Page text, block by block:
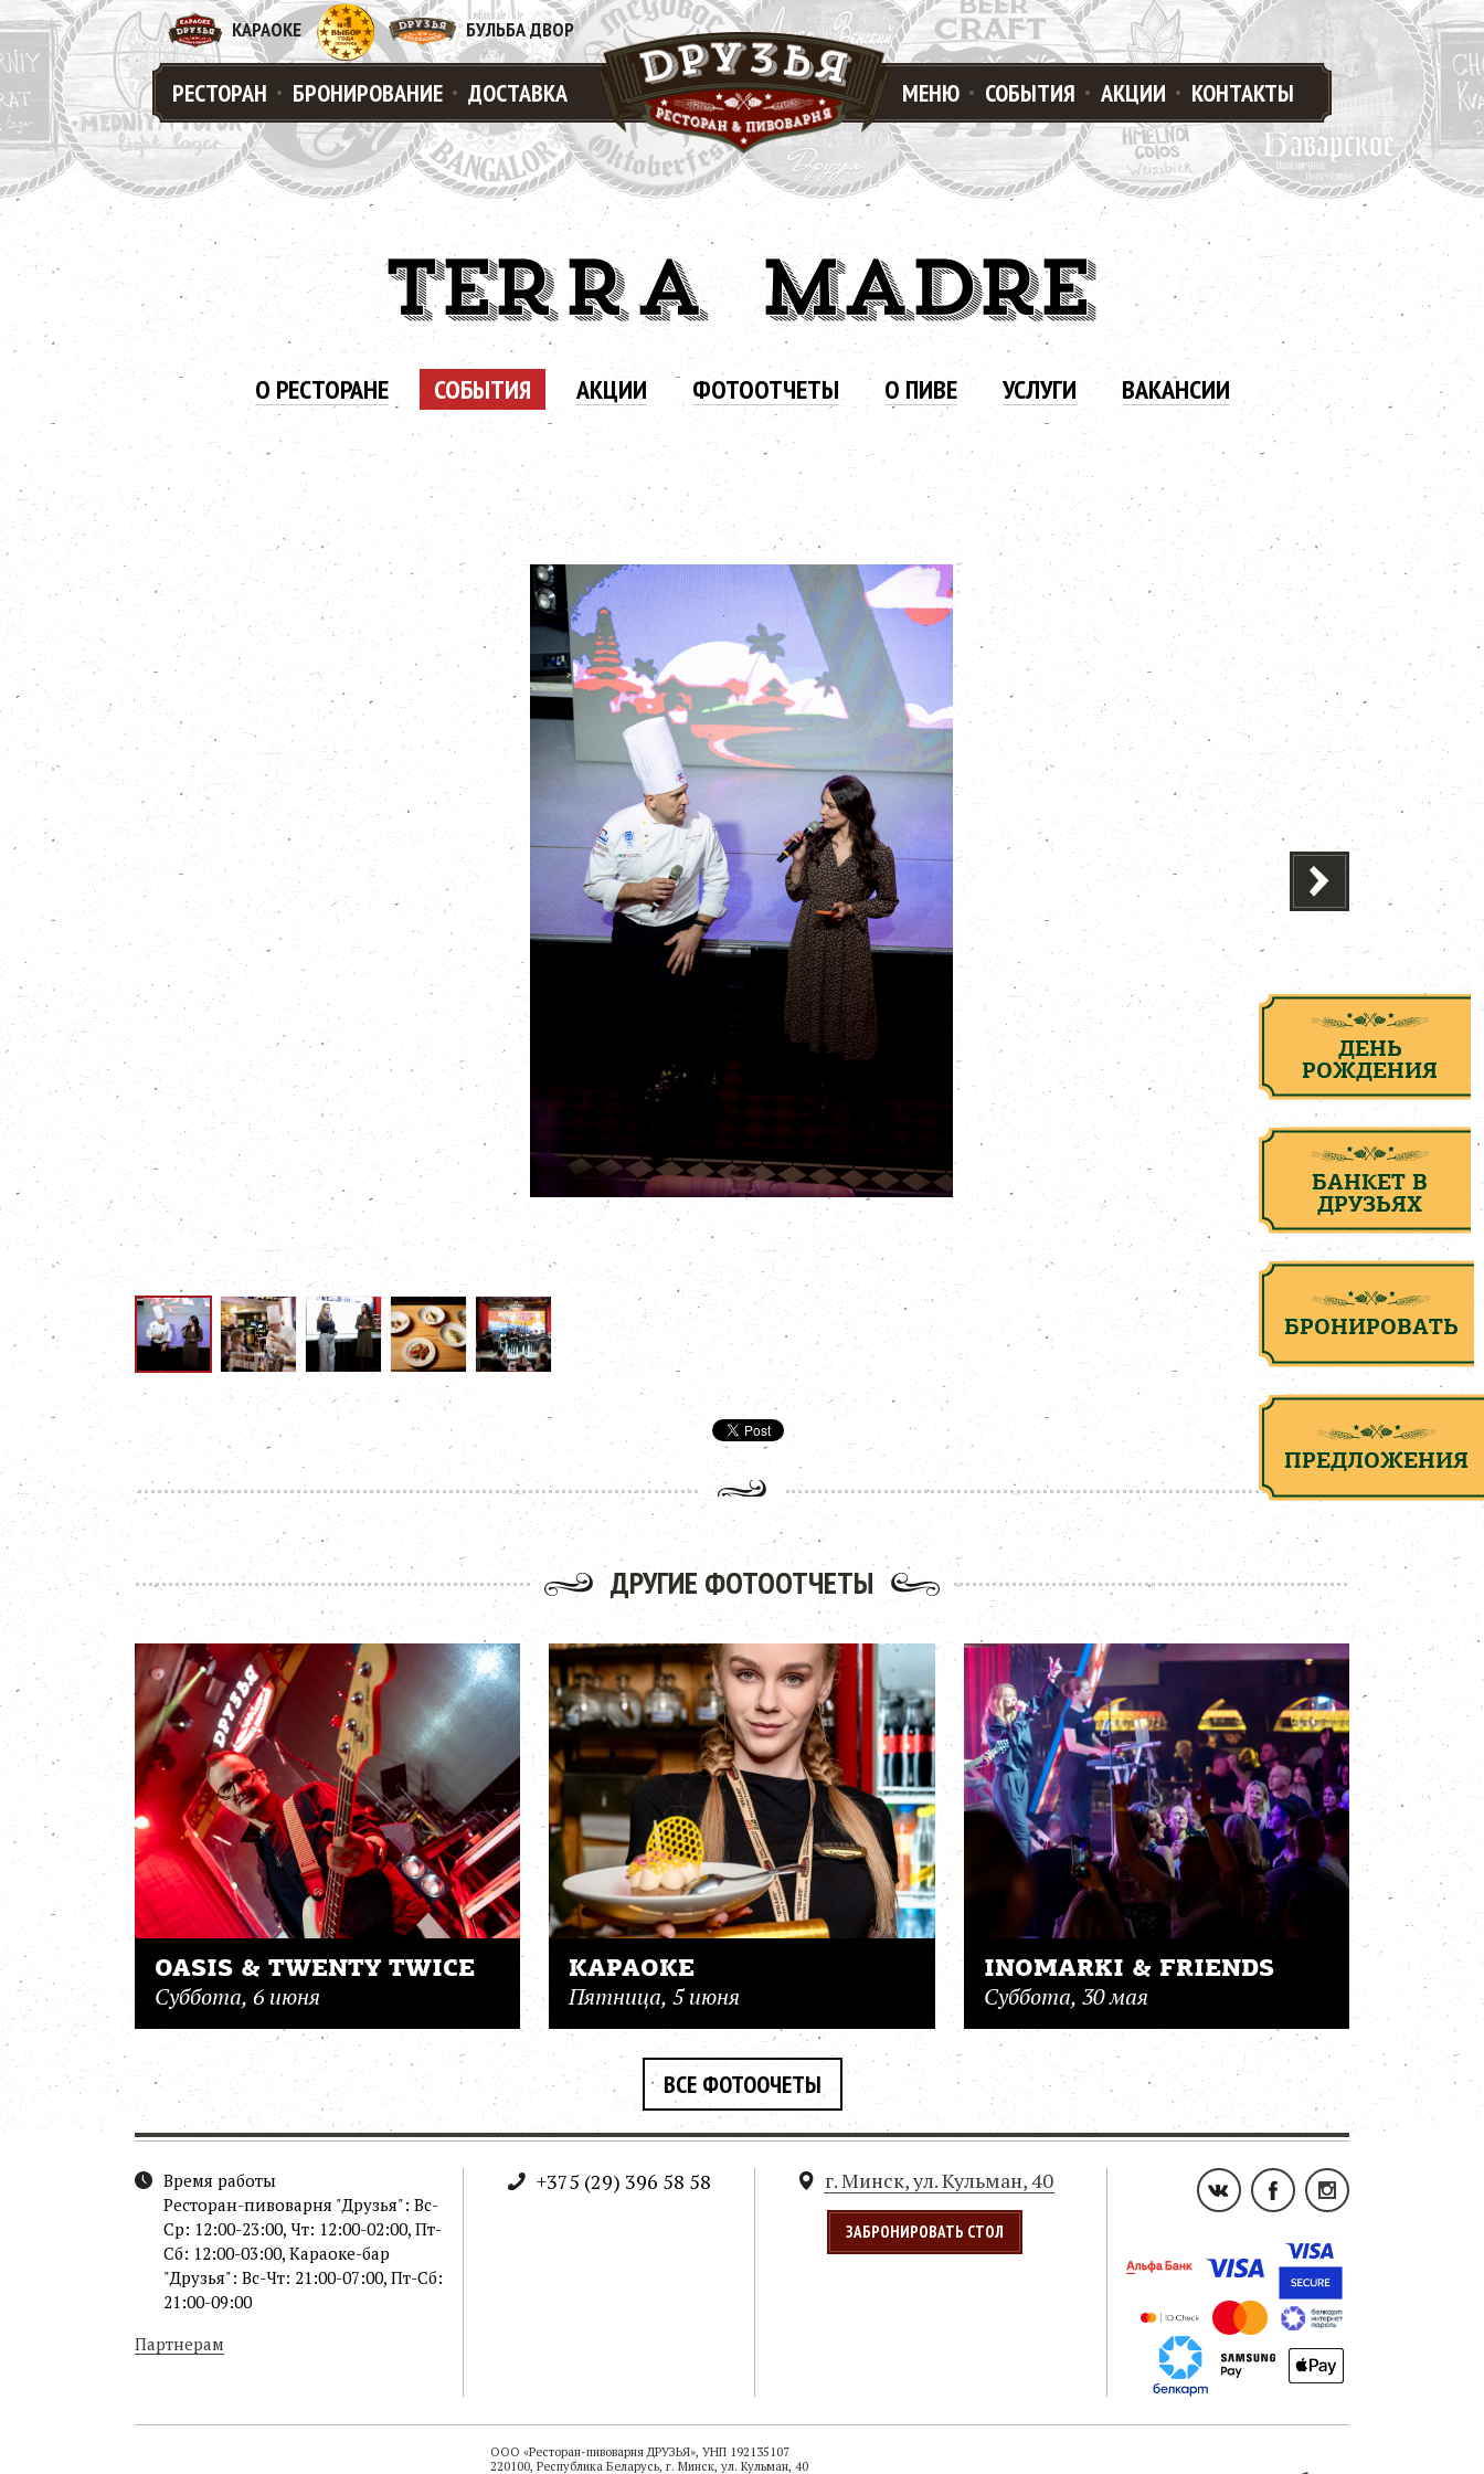
КАРАОКЕ БУЛЬБА ДВОР
РЕСТОРАН БРОНИРОВАНИЕ ДОСТАВКА МЕНЮ СОБЫТИЯ АКЦИИ КОНТАКТЫ
TERRA MADRE
О РЕСТОРАНЕ СОБЫТИЯ АКЦИИ ФОТООТЧЕТЫ О ПИВЕ УСЛУГИ ВАКАНСИИ
ДРУГИЕ ФОТООТЧЕТЫ
OASIS & TWENTY TWICE
Суббота, 6 июня
КАРАОКЕ
Пятница, 5 июня
INOMARKI & FRIENDS
Суббота, 30 мая
ВСЕ ФОТООЧЕТЫ
Время работы
Ресторан-пивоварня "Друзья": Вс-
Ср: 12:00-23:00, Чт: 12:00-02:00, Пт-
Сб: 12:00-03:00, Караоке-бар
"Друзья": Вс-Чт: 21:00-07:00, Пт-Сб:
21:00-09:00
Партнерам
+375 (29) 396 58 58 г. Минск, ул. Кульман, 40
ЗАБРОНИРОВАТЬ СТОЛ
ООО «Ресторан-пивоварня ДРУЗЬЯ», УНП 192135107
220100, Республика Беларусь, г. Минск, ул. Кульман, 40
ДЕНЬ
РОЖДЕНИЯ
БАНКЕТ В
ДРУЗЬЯХ
БРОНИРОВАТЬ
ПРЕДЛОЖЕНИЯ